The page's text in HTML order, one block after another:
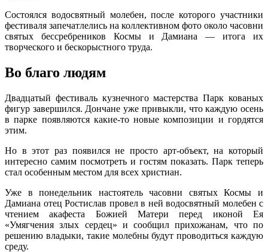
Состоялся водосвятный молебен, после которого участники
фестиваля запечатлелись на коллективном фото около часовни
святых бессребреников Космы и Дамиана — итога их
творческого и бескорыстного труда.
Во благо людям
Двадцатый фестиваль кузнечного мастерства Парк кованых
фигур завершился. Дончане уже привыкли, что каждую осень
в парке появляются какие-то новые композиции и гордятся
этим.
Но в этот раз появился не просто арт-объект, на который
интересно самим посмотреть и гостям показать. Парк теперь
стал особенным местом для всех христиан.
Уже в понедельник настоятель часовни святых Космы и
Дамиана отец Ростислав провел в ней водосвятный молебен с
чтением акафеста Божией Матери перед иконой Ея
«Умягчения злых сердец» и сообщил прихожанам, что по
решению владыки, такие молебны будут проводиться каждую
среду.